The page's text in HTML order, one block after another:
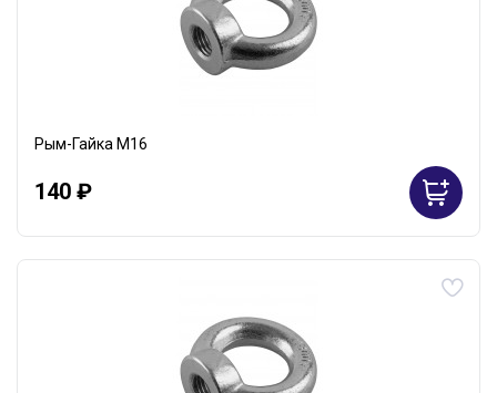
Рым-Гайка М16
140 ₽